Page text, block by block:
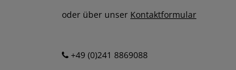
oder über unser Kontaktformular
+49 (0)241 8869088